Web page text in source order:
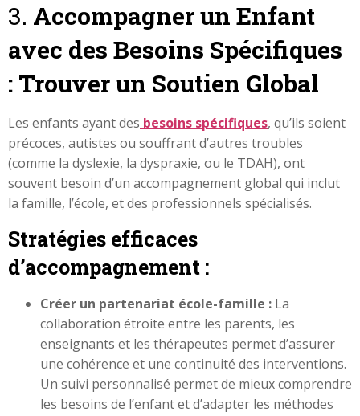
3. Accompagner un Enfant
avec des Besoins Spécifiques
: Trouver un Soutien Global
Les enfants ayant des besoins spécifiques, qu’ils soient
précoces, autistes ou souffrant d’autres troubles
(comme la dyslexie, la dyspraxie, ou le TDAH), ont
souvent besoin d’un accompagnement global qui inclut
la famille, l’école, et des professionnels spécialisés.
Stratégies efficaces
d’accompagnement :
Créer un partenariat école-famille : La
collaboration étroite entre les parents, les
enseignants et les thérapeutes permet d’assurer
une cohérence et une continuité des interventions.
Un suivi personnalisé permet de mieux comprendre
les besoins de l’enfant et d’adapter les méthodes